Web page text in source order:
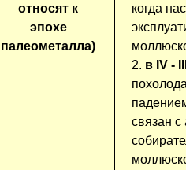
относят к
эпохе
палеометалла)
когда
2. в IV -
связан